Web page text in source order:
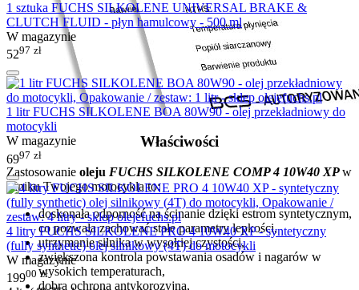
Właściwości
Zastosowanie oleju FUCHS SILKOLENE COMP 4 10W40 XPw
silniku Twojego motocykla to:
doskonała odporność na ścinanie dzięki estrom syntetycznym,
co pozwala zachować stałe parametry lepkości,
utrzymanie silnika w wysokiej czystości,
zwiększona kontrola powstawania osadów i nagarów w
wysokich temperaturach,
dobra ochrona antykorozyjna,
1 sztuka FUCHS SILKOLENE UNIVERSAL BRAKE &
CLUTCH FLUID - płyn hamulcowy - 500 ml
W magazynie
5297 zł
1 litr FUCHS SILKOLENE BOA 80W90 - olej przekładniowy do
motocykli
W magazynie
6997 zł
4 litry FUCHS SILKOLENE PRO 4 10W40 XP - syntetyczny
(fully synthetic) olej silnikowy (4T) do motocykli
W magazynie
19900 zł